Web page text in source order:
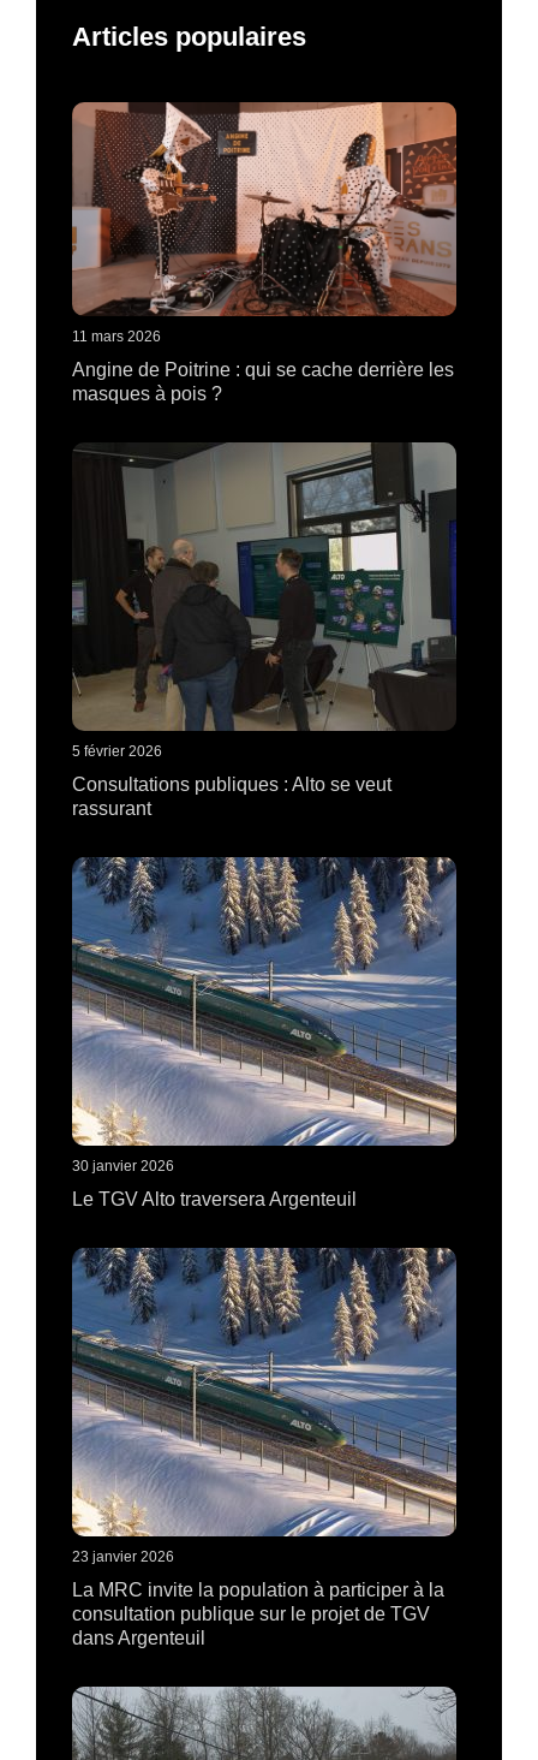
Articles populaires
11 mars 2026
Angine de Poitrine : qui se cache derrière les
masques à pois ?
5 février 2026
Consultations publiques : Alto se veut
rassurant
30 janvier 2026
Le TGV Alto traversera Argenteuil
23 janvier 2026
La MRC invite la population à participer à la
consultation publique sur le projet de TGV
dans Argenteuil